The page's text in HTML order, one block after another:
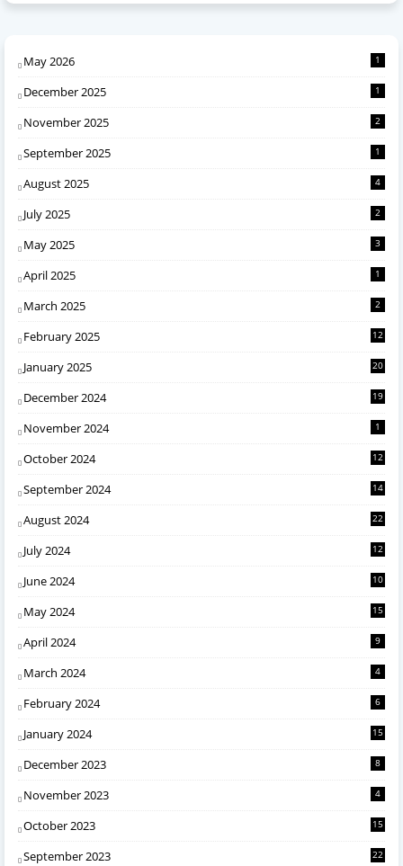
May 2026 1
December 2025 1
November 2025 2
September 2025 1
August 2025 4
July 2025 2
May 2025 3
April 2025 1
March 2025 2
February 2025 12
January 2025 20
December 2024 19
November 2024 1
October 2024 12
September 2024 14
August 2024 22
July 2024 12
June 2024 10
May 2024 15
April 2024 9
March 2024 4
February 2024 6
January 2024 15
December 2023 8
November 2023 4
October 2023 15
September 2023 22